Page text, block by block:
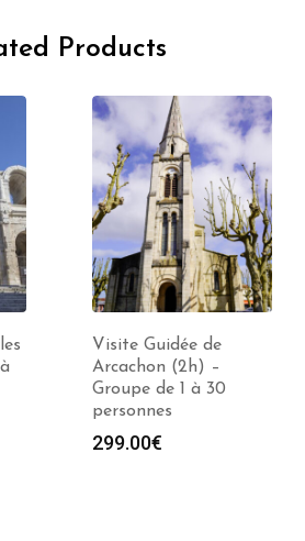
Products
Visite Guidée de
Arcachon (2h) –
Groupe de 1 à 30
personnes
299.00€